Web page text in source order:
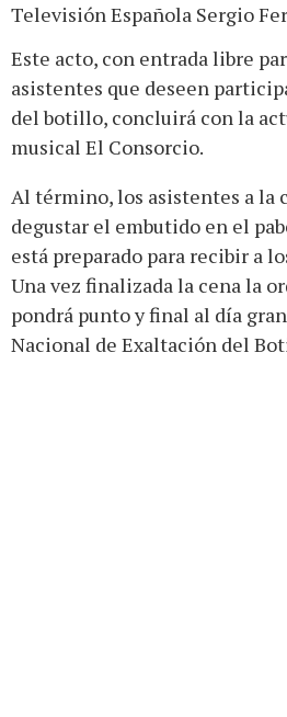
Televisión Española Sergio
Este acto, con entrada libre
asistentes que deseen
del botillo, concluirá con la
musical El Consorcio.
Al término, los asistentes a la
degustar el embutido en el
está preparado para recibir a
Una vez finalizada la cena la
pondrá punto y final al día
Nacional de Exaltación del